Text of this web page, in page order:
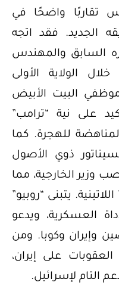
تقاربًا واضحًا في
الجديد. فقد اتجه
السابق والمهندس
الولاية الأولى
موظفي البيت الأبيض
على نية “ترامب”
للهجرة. كما
ذوي الأصول
وزير الخارجية، مما
يتبنى “روبيو”
العسكرية، ويدعو
وإيران وكوبا. ومن
على إيران،
التام لإسرائيل.